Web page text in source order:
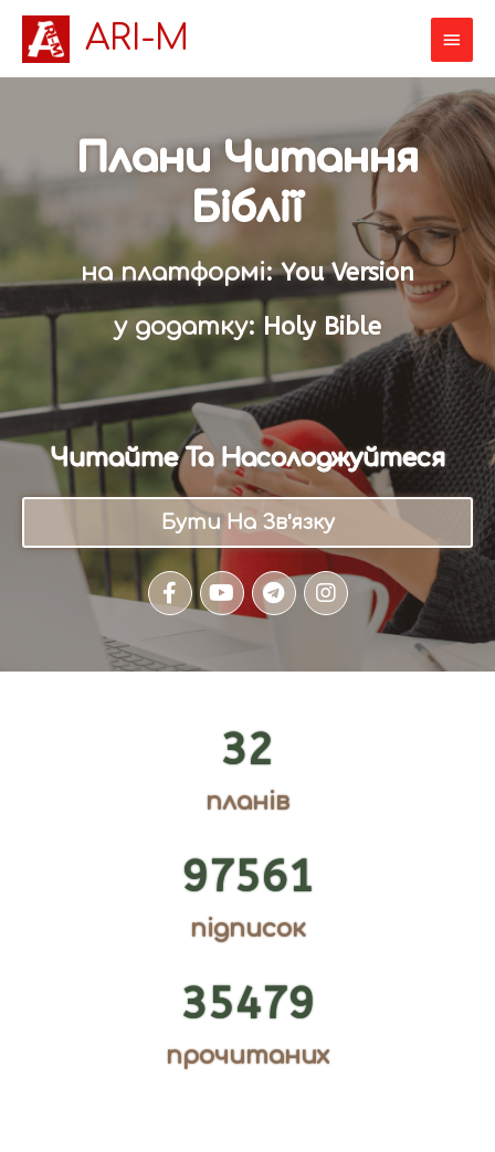
ARI-M
Плани Читання
Біблії
на платформі: You Version
у додатку: Holy Bible
Читайте Та Насолоджуйтеся
Бути На Зв'язку
32
планів
97561
підписок
35479
прочитаних